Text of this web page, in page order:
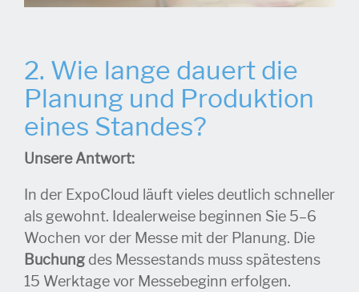
2. Wie lange dauert die
Planung und Produktion
eines Standes?
Unsere Antwort:
In der ExpoCloud läuft vieles deutlich schneller
als gewohnt. Idealerweise beginnen Sie 5–6
Wochen vor der Messe mit der Planung. Die
Buchung des Messestands muss spätestens
15 Werktage vor Messebeginn erfolgen.